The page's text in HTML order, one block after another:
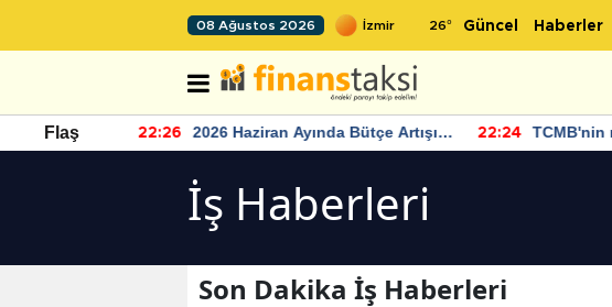
08 Ağustos 2026 26° Güncel Haberler
Flaş 22:26
2026 Haziran Ayında Bütçe Artışı
Yaşandı
22:24
TCMB'nin
İş Haberleri
Son Dakika İş Haberleri